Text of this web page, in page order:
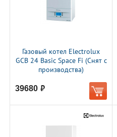
Газовый котел Electrolux
GCB 24 Basic Space Fi (Снят с
производства)
39680 руб.